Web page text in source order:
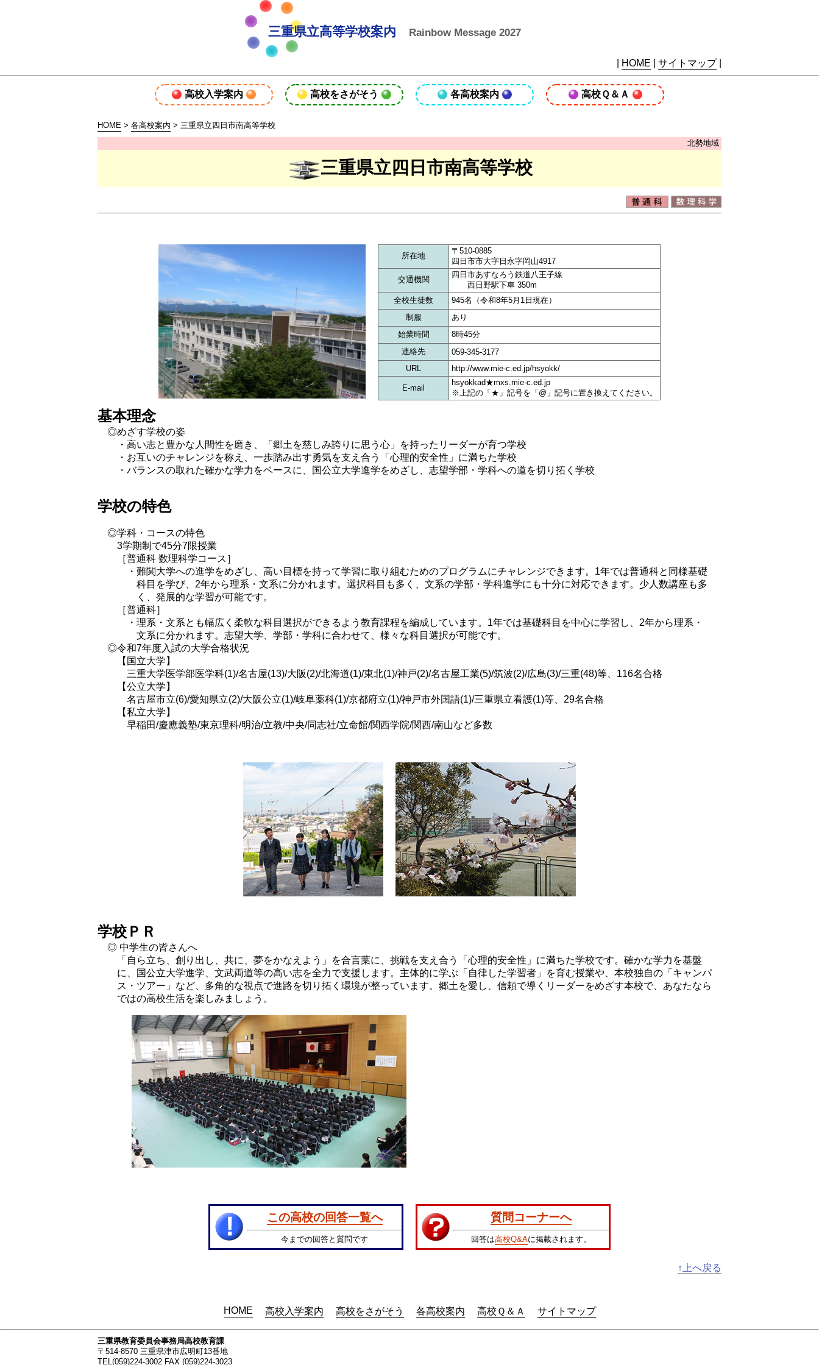
三重県立高等学校案内 Rainbow Message 2027
HOME サイトマップ|
高校入学案内 高校をさがそう 各高校案内 高校Ｑ＆Ａ
HOME > 各高校案内 > 三重県立四日市南高等学校
北勢地域
三重県立四日市南高等学校
所在地
〒510-0885
四日市市大字日永字岡山4917
交通機関
四日市あすなろう鉄道八王子線
西日野駅下車 350m
全校生徒数
945名（令和8年5月1日現在）
制服
あり
始業時間
8時45分
連絡先
059-345-3177
URL
http://www.mie-c.ed.jp/hsyokk/
E-mail
hsyokkad★mxs.mie-c.ed.jp
※上記の「★」記号を「@」記号に置き換えてください。
基本理念
◎めざす学校の姿
・高い志と豊かな人間性を磨き、「郷土を慈しみ誇りに思う心」を持ったリーダーが育つ学校
・お互いのチャレンジを称え、一歩踏み出す勇気を支え合う「心理的安全性」に満ちた学校
・バランスの取れた確かな学力をベースに、国公立大学進学をめざし、志望学部・学科への道を切り拓く学校
学校の特色
◎学科・コースの特色
3学期制で45分7限授業
［普通科 数理科学コース］
・難関大学への進学をめざし、高い目標を持って学習に取り組むためのプログラムにチャレンジできます。1年では普通科と同様基礎
科目を学び、2年から理系・文系に分かれます。選択科目も多く、文系の学部・学科進学にも十分に対応できます。少人数講座も多
く、発展的な学習が可能です。
［普通科］
・理系・文系とも幅広く柔軟な科目選択ができるよう教育課程を編成しています。1年では基礎科目を中心に学習し、2年から理系・
文系に分かれます。志望大学、学部・学科に合わせて、様々な科目選択が可能です。
◎令和7年度入試の大学合格状況
【国立大学】
三重大学医学部医学科(1)/名古屋(13)/大阪(2)/北海道(1)/東北(1)/神戸(2)/名古屋工業(5)/筑波(2)/広島(3)/三重(48)等、116名合格
【公立大学】
名古屋市立(6)/愛知県立(2)/大阪公立(1)/岐阜薬科(1)/京都府立(1)/神戸市外国語(1)/三重県立看護(1)等、29名合格
【私立大学】
早稲田/慶應義塾/東京理科/明治/立教/中央/同志社/立命館/関西学院/関西/南山など多数
学校ＰＲ
◎ 中学生の皆さんへ
「自ら立ち、創り出し、共に、夢をかなえよう」を合言葉に、挑戦を支え合う「心理的安全性」に満ちた学校です。確かな学力を基盤
に、国公立大学進学、文武両道等の高い志を全力で支援します。主体的に学ぶ「自律した学習者」を育む授業や、本校独自の「キャンパ
ス・ツアー」など、多角的な視点で進路を切り拓く環境が整っています。郷土を愛し、信頼で導くリーダーをめざす本校で、あなたなら
ではの高校生活を楽しみましょう。
この高校の回答一覧へ
今までの回答と質問です
質問コーナーへ
回答は高校Q&Aに掲載されます。
↑上へ戻る
HOME 高校入学案内 高校をさがそう 各高校案内 高校Ｑ＆Ａ サイトマップ
三重県教育委員会事務局高校教育課
〒514-8570 三重県津市広明町13番地
TEL(059)224-3002 FAX (059)224-3023